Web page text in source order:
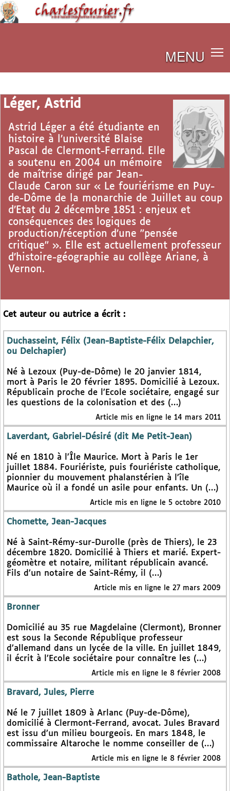
MENU
Léger, Astrid
Astrid Léger a été étudiante en
histoire à l’université Blaise
Pascal de Clermont-Ferrand. Elle
a soutenu en 2004 un mémoire
de maîtrise dirigé par Jean-
Claude Caron sur « Le fouriérisme en Puy-
de-Dôme de la monarchie de Juillet au coup
d’Etat du 2 décembre 1851 : enjeux et
conséquences des logiques de
production/réception d’une "pensée
critique" ». Elle est actuellement professeur
d’histoire-géographie au collège Ariane, à
Vernon.
Cet auteur ou autrice a écrit :
Duchasseint, Félix (Jean-Baptiste-Félix Delapchier,
ou Delchapier)
Né à Lezoux (Puy-de-Dôme) le 20 janvier 1814,
mort à Paris le 20 février 1895. Domicilié à Lezoux.
Républicain proche de l’Ecole sociétaire, engagé sur
les questions de la colonisation et des (…)
Article mis en ligne le 14 mars 2011
Laverdant, Gabriel-Désiré (dit Me Petit-Jean)
Né en 1810 à l’Île Maurice. Mort à Paris le 1er
juillet 1884. Fouriériste, puis fouriériste catholique,
pionnier du mouvement phalanstérien à l’île
Maurice où il a fondé un asile pour enfants. Un (…)
Article mis en ligne le 5 octobre 2010
Chomette, Jean-Jacques
Né à Saint-Rémy-sur-Durolle (près de Thiers), le 23
décembre 1820. Domicilié à Thiers et marié. Expert-
géomètre et notaire, militant républicain avancé.
Fils d’un notaire de Saint-Rémy, il (…)
Article mis en ligne le 27 mars 2009
Bronner
Domicilié au 35 rue Magdelaine (Clermont), Bronner
est sous la Seconde République professeur
d’allemand dans un lycée de la ville. En juillet 1849,
il écrit à l’Ecole sociétaire pour connaître les (…)
Article mis en ligne le 8 février 2008
Bravard, Jules, Pierre
Né le 7 juillet 1809 à Arlanc (Puy-de-Dôme),
domicilié à Clermont-Ferrand, avocat. Jules Bravard
est issu d’un milieu bourgeois. En mars 1848, le
commissaire Altaroche le nomme conseiller de (…)
Article mis en ligne le 8 février 2008
Bathole, Jean-Baptiste